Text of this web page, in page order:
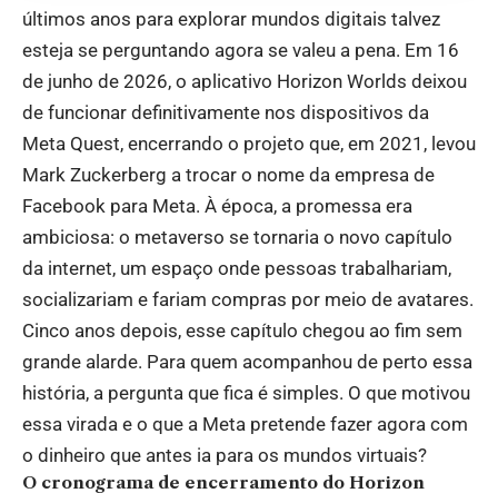
últimos anos para explorar mundos digitais talvez
esteja se perguntando agora se valeu a pena. Em 16
de junho de 2026, o aplicativo Horizon Worlds deixou
de funcionar definitivamente nos dispositivos da
Meta Quest, encerrando o projeto que, em 2021, levou
Mark Zuckerberg a trocar o nome da empresa de
Facebook para Meta. À época, a promessa era
ambiciosa: o metaverso se tornaria o novo capítulo
da internet, um espaço onde pessoas trabalhariam,
socializariam e fariam compras por meio de avatares.
Cinco anos depois, esse capítulo chegou ao fim sem
grande alarde. Para quem acompanhou de perto essa
história, a pergunta que fica é simples. O que motivou
essa virada e o que a Meta pretende fazer agora com
o dinheiro que antes ia para os mundos virtuais?
O cronograma de encerramento do Horizon